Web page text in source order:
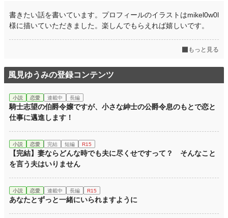
書きたい話を書いています。プロフィールのイラストはmikel0w0l
様に描いていただきました。楽しんでもらえれば嬉しいです。
もっと見る
風見ゆうみの登録コンテンツ
小説 恋愛 連載中 長編
騎士志望の伯爵令嬢ですが、小さな紳士の公爵令息のもとで恋と
仕事に邁進します！
小説 恋愛 完結 短編 R15
【完結】妻ならどんな時でも夫に尽くせですって？ そんなこと
を言う夫はいりません
小説 恋愛 連載中 長編 R15
あなたとずっと一緒にいられますように